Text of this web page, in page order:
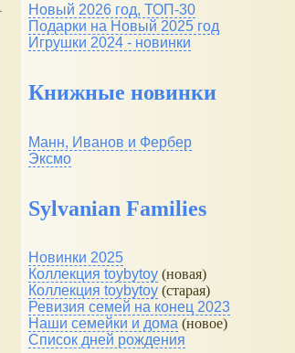
Новый 2026 год, ТОП-30
Подарки на Новый 2025 год
Игрушки 2024 - новинки
Книжные новинки
Манн, Иванов и Фербер
Эксмо
Sylvanian Families
Новинки 2025
Коллекция toybytoy (новая)
Коллекция toybytoy (старая)
Ревизия семей на конец 2023
Наши семейки и дома (новое)
Список дней рождения